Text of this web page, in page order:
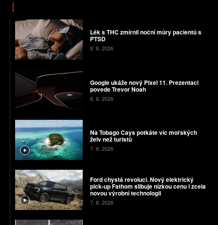
Lék s THC zmírnil noční můry pacientů s
PTSD
8. 8. 2026
Google ukáže nový Pixel 11. Prezentaci
povede Trevor Noah
8. 8. 2026
Na Tobago Cays potkáte víc mořských
želv než turistů
7. 8. 2026
Ford chystá revoluci. Nový elektrický
pick-up Fathom slibuje nízkou cenu i zcela
novou výrobní technologii
7. 8. 2026